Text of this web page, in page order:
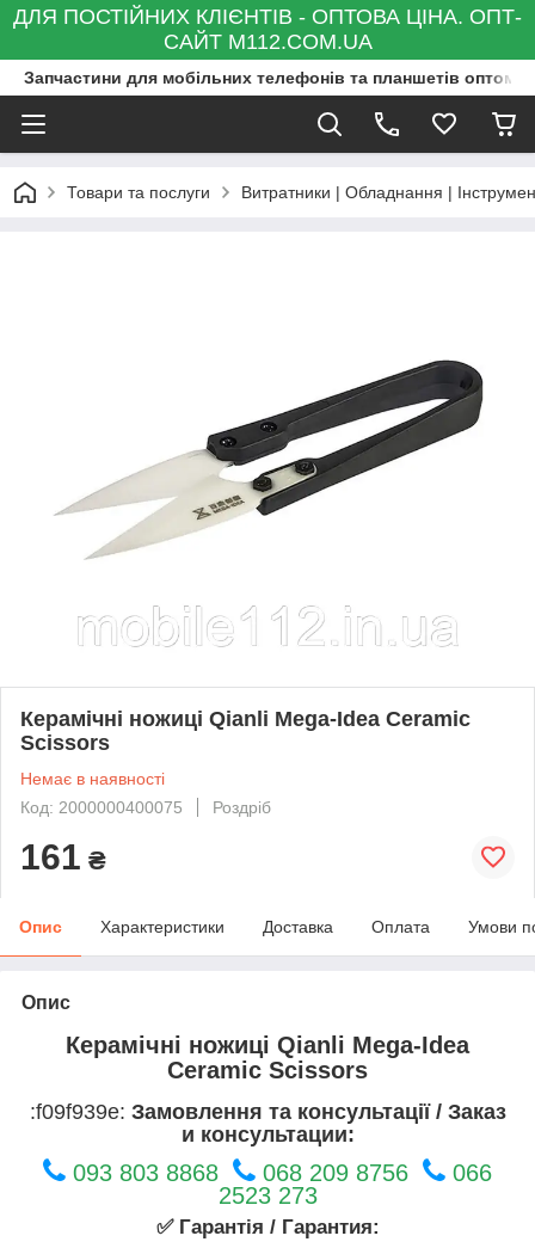
ДЛЯ ПОСТІЙНИХ КЛІЄНТІВ - ОПТОВА ЦІНА. ОПТ-
САЙТ M112.COM.UA
Запчастини для мобільних телефонів та планшетів оптом
Товари та послуги Витратники | Обладнання |
Керамічні ножиці Qianli Mega-Idea Ceramic
Scissors
Немає в наявності
Код: 2000000400075
Роздріб
161 ₴
Опис Характеристики Доставка Оплата Умови
Опис
Керамічні ножиці Qianli Mega-Idea
Ceramic Scissors
:f09f939e: Замовлення та консультації / Заказ
и консультации:
093 803 8868 068 209 8756
066
2523 273
✅ Гарантія / Гарантия: